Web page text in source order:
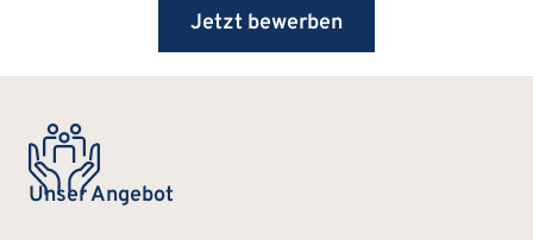
Jetzt bewerben
Unser Angebot